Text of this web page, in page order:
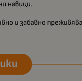
навици.
и забавно